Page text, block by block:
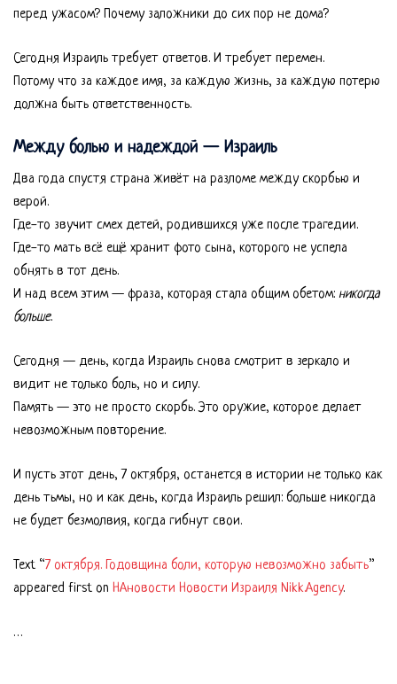
перед ужасом? Почему заложники до сих пор не дома?
Сегодня Израиль требует ответов. И требует перемен.
Потому что за каждое имя, за каждую жизнь, за каждую потерю
должна быть ответственность.
Между болью и надеждой — Израиль
Два года спустя страна живёт на разломе между скорбью и
верой.
Где-то звучит смех детей, родившихся уже после трагедии.
Где-то мать всё ещё хранит фото сына, которого не успела
обнять в тот день.
И над всем этим — фраза, которая стала общим обетом: никогда
больше.
Сегодня — день, когда Израиль снова смотрит в зеркало и
видит не только боль, но и силу.
Память — это не просто скорбь. Это оружие, которое делает
невозможным повторение.
И пусть этот день, 7 октября, останется в истории не только как
день тьмы, но и как день, когда Израиль решил: больше никогда
не будет безмолвия, когда гибнут свои.
Text “7 октября. Годовщина боли, которую невозможно забыть”
appeared first on НАновости Новости Израиля Nikk.Agency.
…